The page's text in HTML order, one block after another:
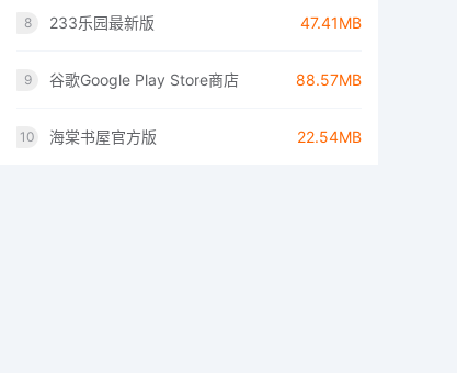
8 233乐园最新版 47.41MB
9 谷歌Google Play Store商店 88.57MB
10 海棠书屋官方版 22.54MB